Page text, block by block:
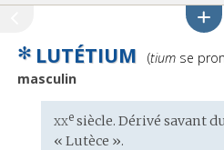
✻ LUTÉTIUM (tiumse
masculin
Étymologie
:
xxesiècle. Dérivé savant
« Lutèce ».